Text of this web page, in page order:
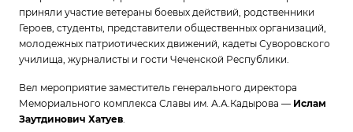
приняли участие ветераны боевых действий, родственники
Героев, студенты, представители общественных организаций,
молодежных патриотических движений, кадеты Суворовского
училища, журналисты и гости Чеченской Республики.
Вел мероприятие заместитель генерального директора
Мемориального комплекса Славы им. А.А.Кадырова — Ислам
Заутдинович Хатуев.